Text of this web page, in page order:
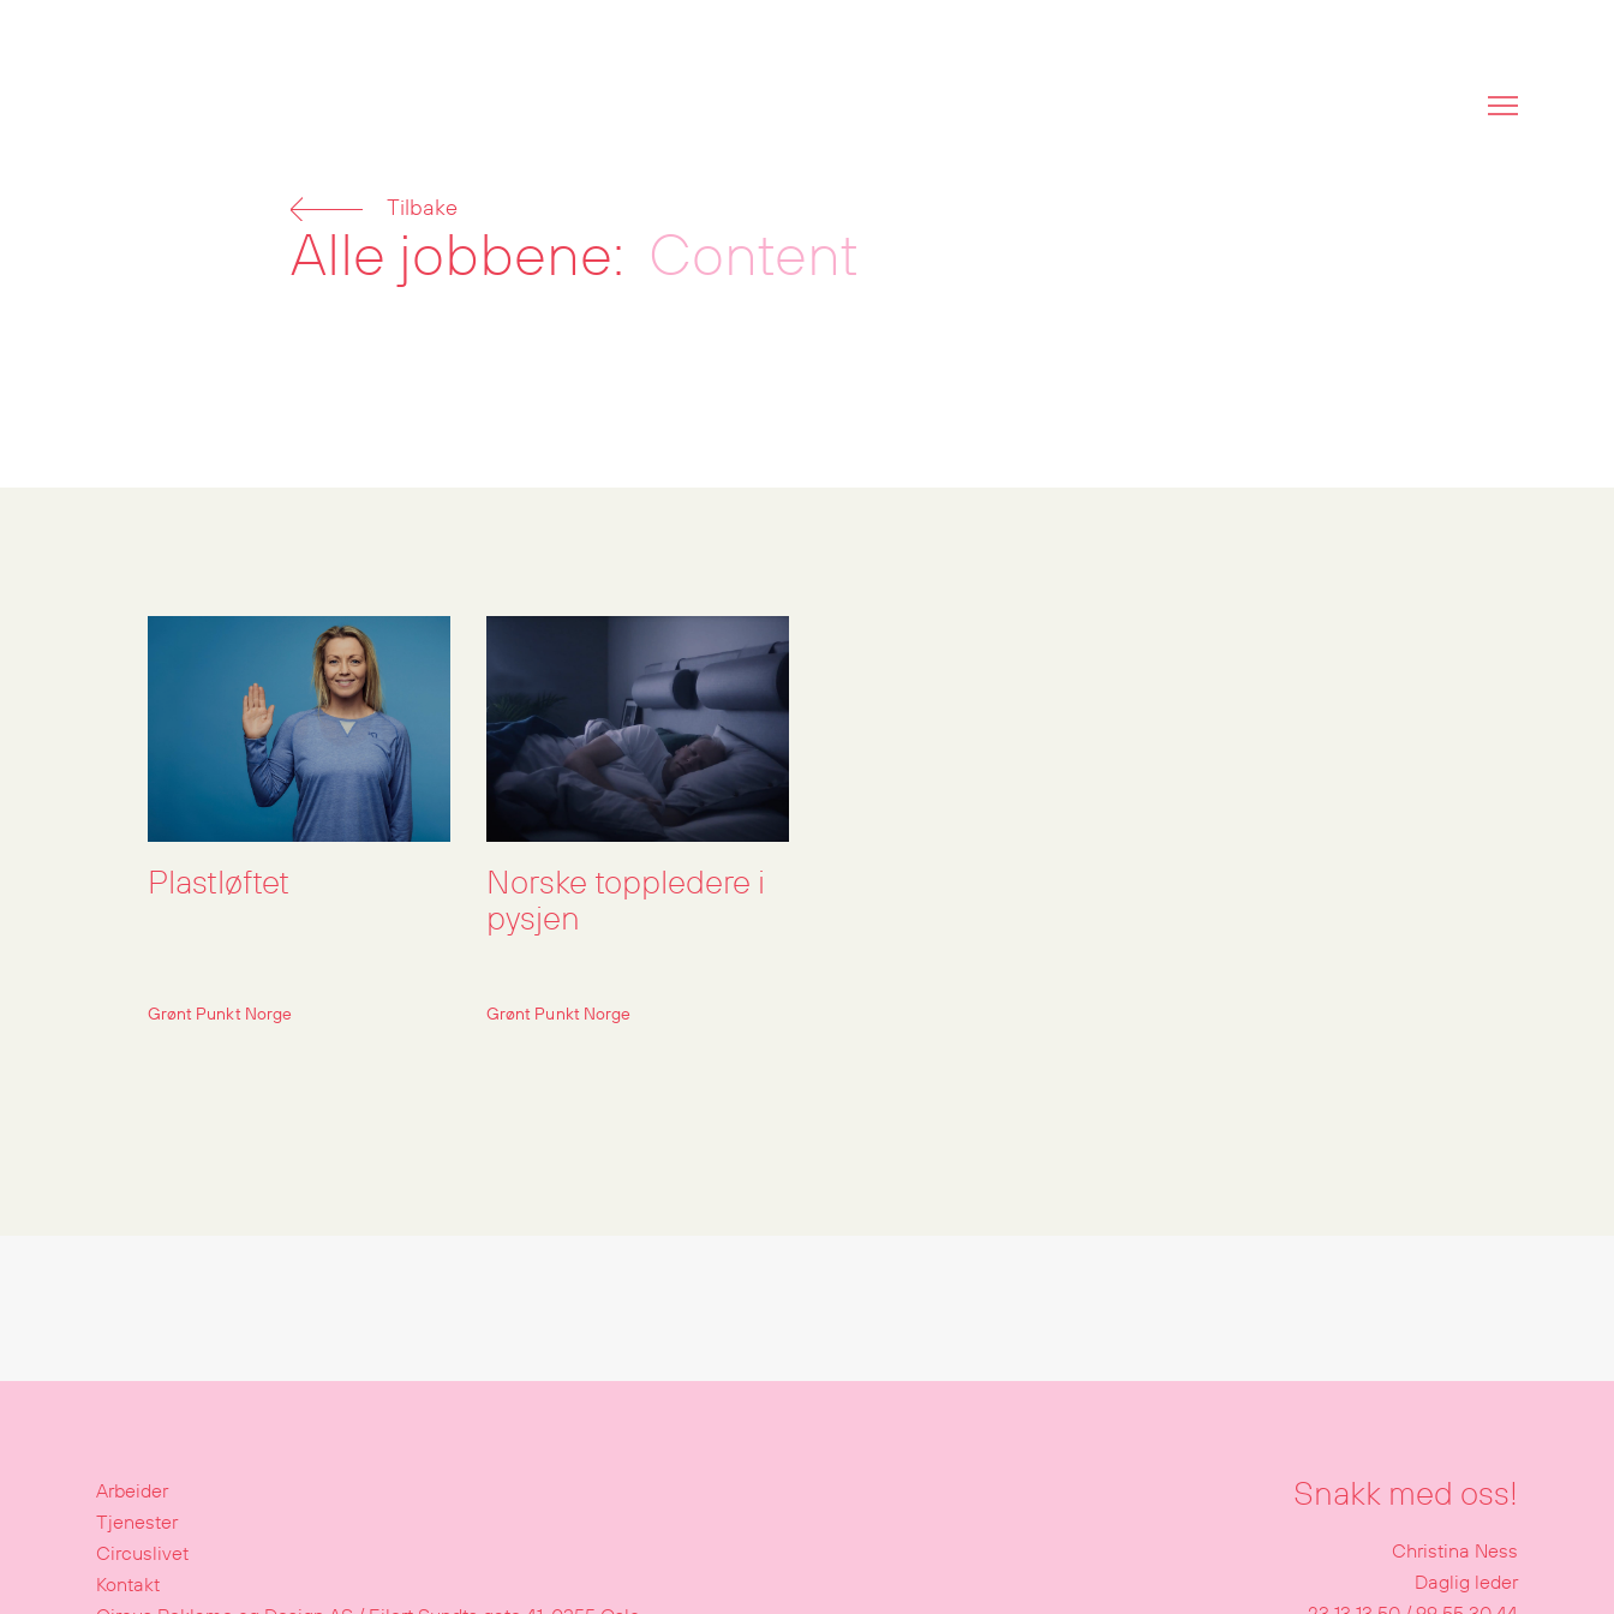
Tilbake
Alle jobbene: Content
Plastløftet
Grønt Punkt Norge
Norske toppledere i
pysjen
Grønt Punkt Norge
Arbeider
Tjenester
Circuslivet
Kontakt
Snakk med oss!
Christina Ness
Daglig leder